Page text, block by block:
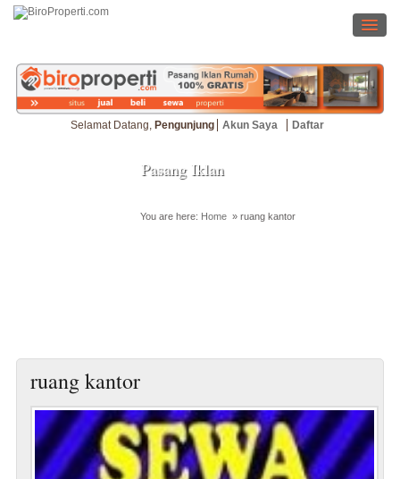
Selamat Datang, Pengunjung Akun Saya Daftar
Pasang Iklan
You are here: Home » ruang kantor
ruang kantor